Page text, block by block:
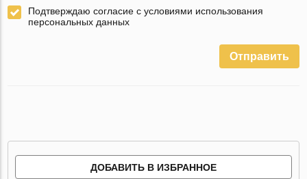
Подтверждаю согласие с условиями использования
персональных данных
Отправить
ДОБАВИТЬ В ИЗБРАННОЕ